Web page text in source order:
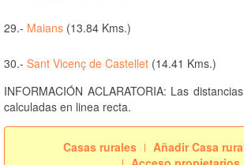
29.- Maians (13.84 Kms.)
30.- Sant Vicenç de Castellet (14.41 Kms.)
INFORMACIÓN ACLARATORIA: Las
calculadas en linea recta.
Casas rurales
Añadir Casa